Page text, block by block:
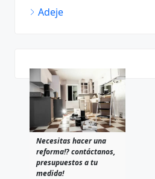
Adeje
Necesitas hacer una
reforma!? contáctanos,
presupuestos a tu
medida!